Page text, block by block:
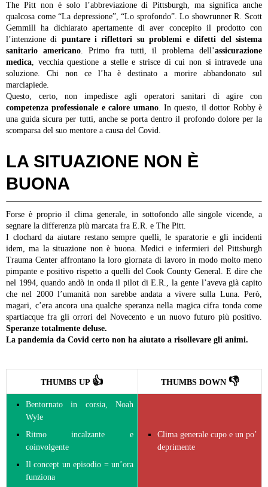
The Pitt non è solo l’abbreviazione di Pittsburgh, ma significa anche
qualcosa come “La depressione”, “Lo sprofondo”. Lo showrunner R. Scott
Gemmill ha dichiarato apertamente di aver concepito il prodotto con
l’intenzione di puntare i riflettori su problemi e difetti del sistema
sanitario americano. Primo fra tutti, il problema dell’assicurazione
medica, vecchia questione a stelle e strisce di cui non si intravede una
soluzione. Chi non ce l’ha è destinato a morire abbandonato sul
marciapiede.
Questo, certo, non impedisce agli operatori sanitari di agire con
competenza professionale e calore umano. In questo, il dottor Robby è
una guida sicura per tutti, anche se porta dentro il profondo dolore per la
scomparsa del suo mentore a causa del Covid.
LA SITUAZIONE NON È
BUONA
Forse è proprio il clima generale, in sottofondo alle singole vicende, a
segnare la differenza più marcata fra E.R. e The Pitt.
I clochard da aiutare restano sempre quelli, le sparatorie e gli incidenti
idem, ma la situazione non è buona. Medici e infermieri del Pittsburgh
Trauma Center affrontano la loro giornata di lavoro in modo molto meno
pimpante e positivo rispetto a quelli del Cook County General. E dire che
nel 1994, quando andò in onda il pilot di E.R., la gente l’aveva già capito
che nel 2000 l’umanità non sarebbe andata a vivere sulla Luna. Però,
magari, c’era ancora una qualche speranza nella magica cifra tonda come
spartiacque fra gli orrori del Novecento e un nuovo futuro più positivo.
Speranze totalmente deluse.
La pandemia da Covid certo non ha aiutato a risollevare gli animi.
THUMBS UP 👍 THUMBS DOWN 👎
Bentornato in corsia, Noah
Wyle
Ritmo incalzante e
coinvolgente
Il concept un episodio = un’ora
funziona
Clima generale cupo e un po’
deprimente